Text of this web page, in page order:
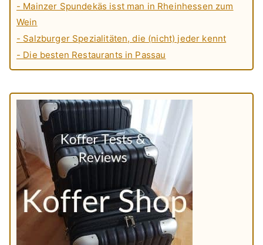
- Mainzer Spundekäs isst man in Rheinhessen zum
Wein
- Salzburger Spezialitäten, die (nicht) jeder kennt
- Die besten Restaurants in Passau